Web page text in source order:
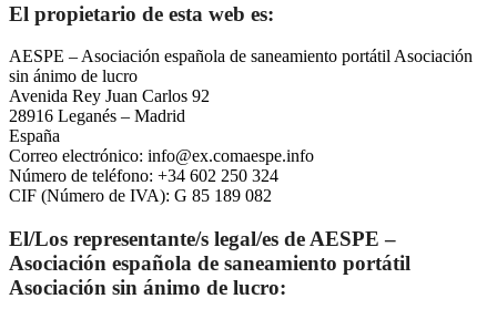
El propietario de esta web es:
AESPE – Asociación española de saneamiento portátil Asociación
sin ánimo de lucro
Avenida Rey Juan Carlos 92
28916 Leganés – Madrid
España
Correo electrónico: info@ex.comaespe.info
Número de teléfono: +34 602 250 324
CIF (Número de IVA): G 85 189 082
El/Los representante/s legal/es de AESPE –
Asociación española de saneamiento portátil
Asociación sin ánimo de lucro: